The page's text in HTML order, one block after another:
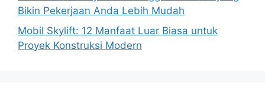
Bikin Pekerjaan Anda Lebih Mudah
Mobil Skylift: 12 Manfaat Luar Biasa untuk
Proyek Konstruksi Modern